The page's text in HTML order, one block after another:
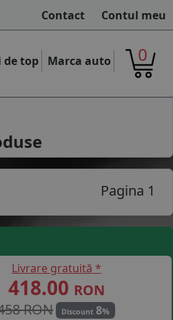
Contact Contul meu
de top Marca auto 0
Pagina 1
Livrare gratuită *
418.00 RON
RON
Discount8%